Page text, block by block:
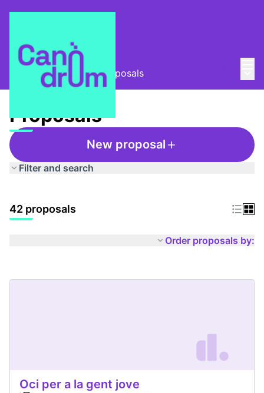
Taula Comunitària / Proposals
Proposals
New proposal
Filter and search
42 proposals
Order proposals by:
Oci per a la gent jove